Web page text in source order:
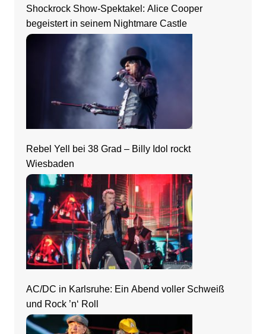
Shockrock Show-Spektakel: Alice Cooper
begeistert in seinem Nightmare Castle
Rebel Yell bei 38 Grad – Billy Idol rockt
Wiesbaden
AC/DC in Karlsruhe: Ein Abend voller Schweiß
und Rock ’n‘ Roll